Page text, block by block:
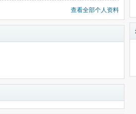
查看全部个人资料